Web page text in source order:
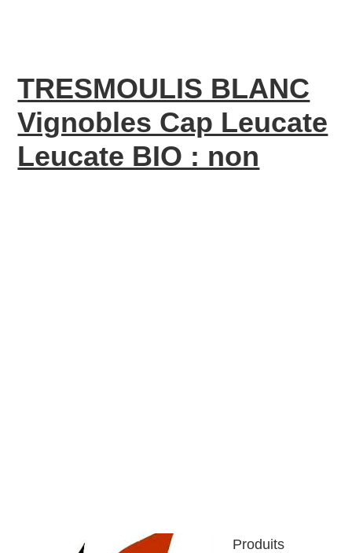
TRESMOULIS BLANC
Vignobles Cap Leucate
Leucate BIO : non
Produits